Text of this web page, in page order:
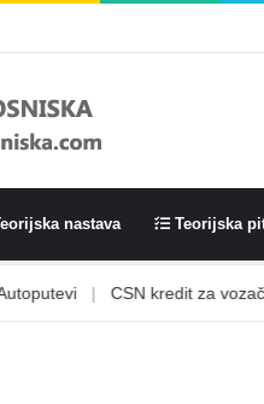
nastava Teorijska
| CSN kredit za vozačku